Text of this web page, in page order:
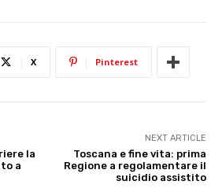
X Pinterest
la
a
NEXT ARTICLE
Toscana e fine vita: prima
Regione a regolamentare il
suicidio assistito